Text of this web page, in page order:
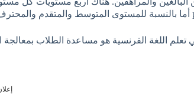
اللغة الفرنسية هو مساعدة الطلاب بمعالجة